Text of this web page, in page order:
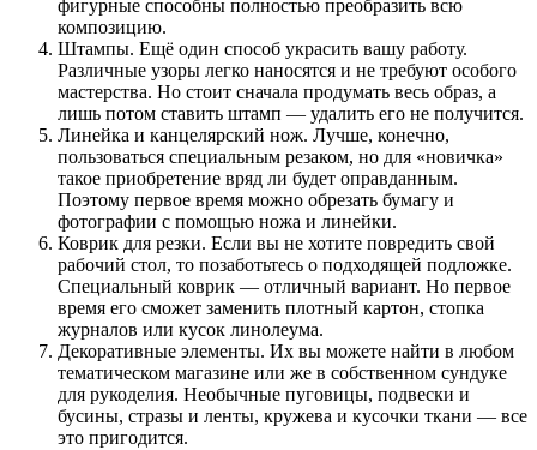
фигурные способны полностью преобразить всю
композицию.
Штампы. Ещё один способ украсить вашу работу.
Различные узоры легко наносятся и не требуют особого
мастерства. Но стоит сначала продумать весь образ, а
лишь потом ставить штамп — удалить его не получится.
Линейка и канцелярский нож. Лучше, конечно,
пользоваться специальным резаком, но для «новичка»
такое приобретение вряд ли будет оправданным.
Поэтому первое время можно обрезать бумагу и
фотографии с помощью ножа и линейки.
Коврик для резки. Если вы не хотите повредить свой
рабочий стол, то позаботьтесь о подходящей подложке.
Специальный коврик — отличный вариант. Но первое
время его сможет заменить плотный картон, стопка
журналов или кусок линолеума.
Декоративные элементы. Их вы можете найти в любом
тематическом магазине или же в собственном сундуке
для рукоделия. Необычные пуговицы, подвески и
бусины, стразы и ленты, кружева и кусочки ткани — все
это пригодится.